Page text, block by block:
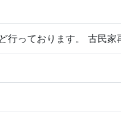
っております。 古民家